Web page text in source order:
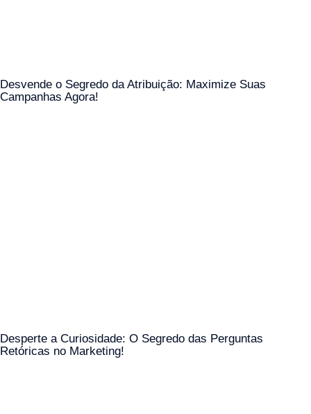
Desvende o Segredo da Atribuição: Maximize Suas
Campanhas Agora!
Desperte a Curiosidade: O Segredo das Perguntas
Retóricas no Marketing!